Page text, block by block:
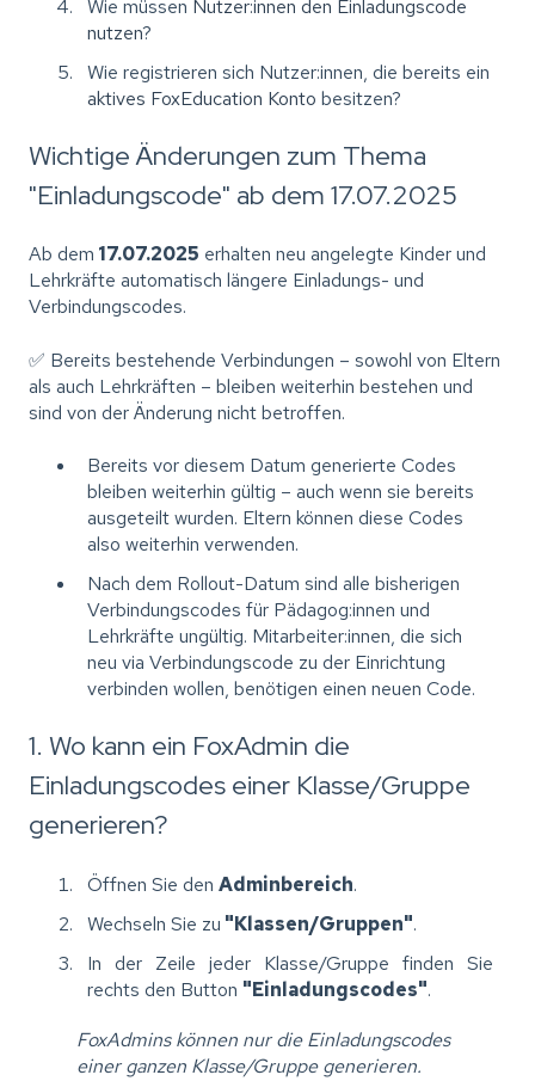
Wie müssen Nutzer:innen den Einladungscode
nutzen?
Wie registrieren sich Nutzer:innen, die bereits ein
aktives FoxEducation Konto besitzen?
Wichtige Änderungen zum Thema
"Einladungscode" ab dem 17.07.2025
Ab dem 17.07.2025 erhalten neu angelegte Kinder und
Lehrkräfte automatisch längere Einladungs- und
Verbindungscodes.
✅ Bereits bestehende Verbindungen – sowohl von Eltern
als auch Lehrkräften – bleiben weiterhin bestehen und
sind von der Änderung nicht betroffen.
Bereits vor diesem Datum generierte Codes
bleiben weiterhin gültig – auch wenn sie bereits
ausgeteilt wurden. Eltern können diese Codes
also weiterhin verwenden.
Nach dem Rollout-Datum sind alle bisherigen
Verbindungscodes für Pädagog:innen und
Lehrkräfte ungültig. Mitarbeiter:innen, die sich
neu via Verbindungscode zu der Einrichtung
verbinden wollen, benötigen einen neuen Code.
1. Wo kann ein FoxAdmin die
Einladungscodes einer Klasse/Gruppe
generieren?
Öffnen Sie den Adminbereich.
Wechseln Sie zu "Klassen/Gruppen".
In der Zeile jeder Klasse/Gruppe finden Sie
rechts den Button "Einladungscodes".
FoxAdmins können nur die Einladungscodes
einer ganzen Klasse/Gruppe generieren.